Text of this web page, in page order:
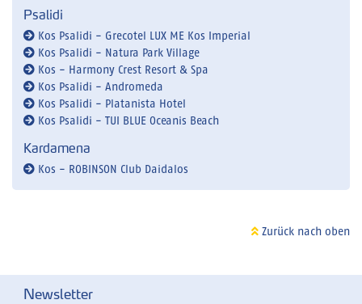
Psalidi
Kos Psalidi - Grecotel LUX ME Kos Imperial
Kos Psalidi - Natura Park Village
Kos - Harmony Crest Resort & Spa
Kos Psalidi - Andromeda
Kos Psalidi - Platanista Hotel
Kos Psalidi - TUI BLUE Oceanis Beach
Kardamena
Kos - ROBINSON Club Daidalos
Zurück nach oben
Newsletter